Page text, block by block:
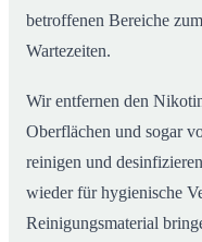
betroffenen Bereiche
Wartezeiten.
Wir entfernen den
Oberflächen und sogar
reinigen und
wieder für hygienische
Reinigungsmaterial